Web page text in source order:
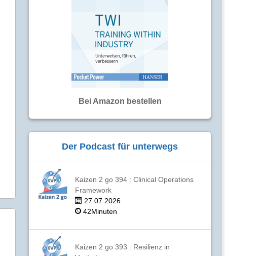
Bei Amazon bestellen
Der Podcast für unterwegs
Kaizen 2 go 394 : Clinical Operations
Framework
27.07.2026
42Minuten
Kaizen 2 go 393 : Resilienz in